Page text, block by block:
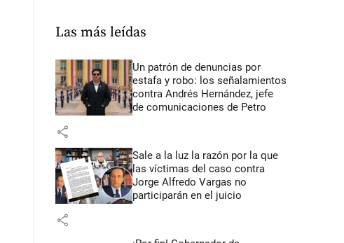
Las más leídas
Un patrón de denuncias por
estafa y robo: los señalamientos
contra Andrés Hernández, jefe
de comunicaciones de Petro
share
Sale a la luz la razón por la que
las víctimas del caso contra
Jorge Alfredo Vargas no
participarán en el juicio
share